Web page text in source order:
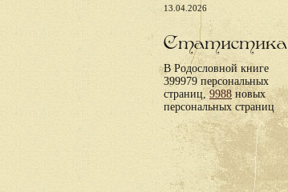
13.04.2026
Статистика
В Родословной книге
399979 персональных
страниц,9988 новых
персональных страниц